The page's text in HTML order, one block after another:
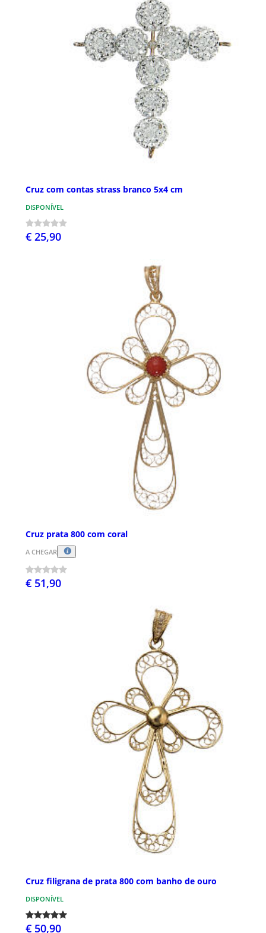
Cruz com contas strass branco 5x4 cm
DISPONÍVEL
€ 25,90
Cruz prata 800 com coral
A CHEGAR
€ 51,90
Cruz filigrana de prata 800 com banho de ouro
DISPONÍVEL
€ 50,90